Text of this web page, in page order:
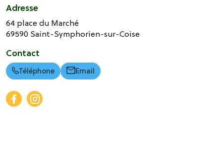
Adresse
64 place du Marché
69590 Saint-Symphorien-sur-Coise
Contact
Téléphone Email